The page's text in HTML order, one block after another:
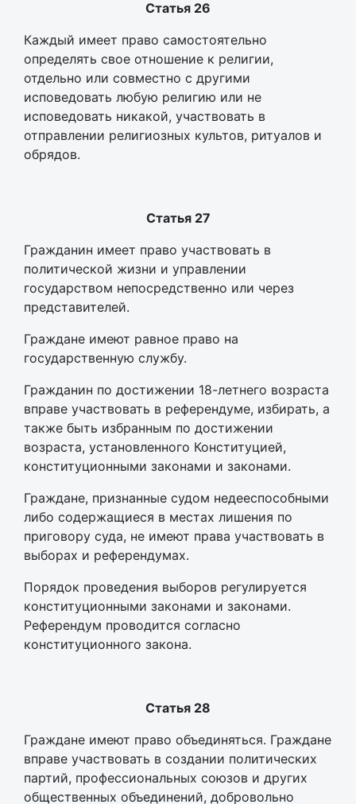
Статья 26
Каждый имеет право самостоятельно
определять свое отношение к религии,
отдельно или совместно с другими
исповедовать любую религию или не
исповедовать никакой, участвовать в
отправлении религиозных культов, ритуалов и
обрядов.
Статья 27
Гражданин имеет право участвовать в
политической жизни и управлении
государством непосредственно или через
представителей.
Граждане имеют равное право на
государственную службу.
Гражданин по достижении 18-летнего возраста
вправе участвовать в референдуме, избирать, а
также быть избранным по достижении
возраста, установленного Конституцией,
конституционными законами и законами.
Граждане, признанные судом недееспособными
либо содержащиеся в местах лишения по
приговору суда, не имеют права участвовать в
выборах и референдумах.
Порядок проведения выборов регулируется
конституционными законами и законами.
Референдум проводится согласно
конституционного закона.
Статья 28
Граждане имеют право объединяться. Граждане
вправе участвовать в создании политических
партий, профессиональных союзов и других
общественных объединений, добровольно